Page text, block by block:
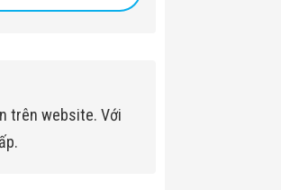
trên website. Với